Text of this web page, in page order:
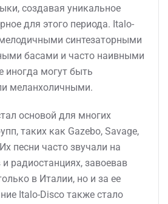
создавая уникальное
для этого периода. Italo-
синтезаторными
басами и часто наивными
иногда могут быть
меланхоличными.
основой для многих
таких как Gazebo, Savage,
песни часто звучали на
радиостанциях, завоевав
в Италии, но и за ее
Italo-Disco также стало